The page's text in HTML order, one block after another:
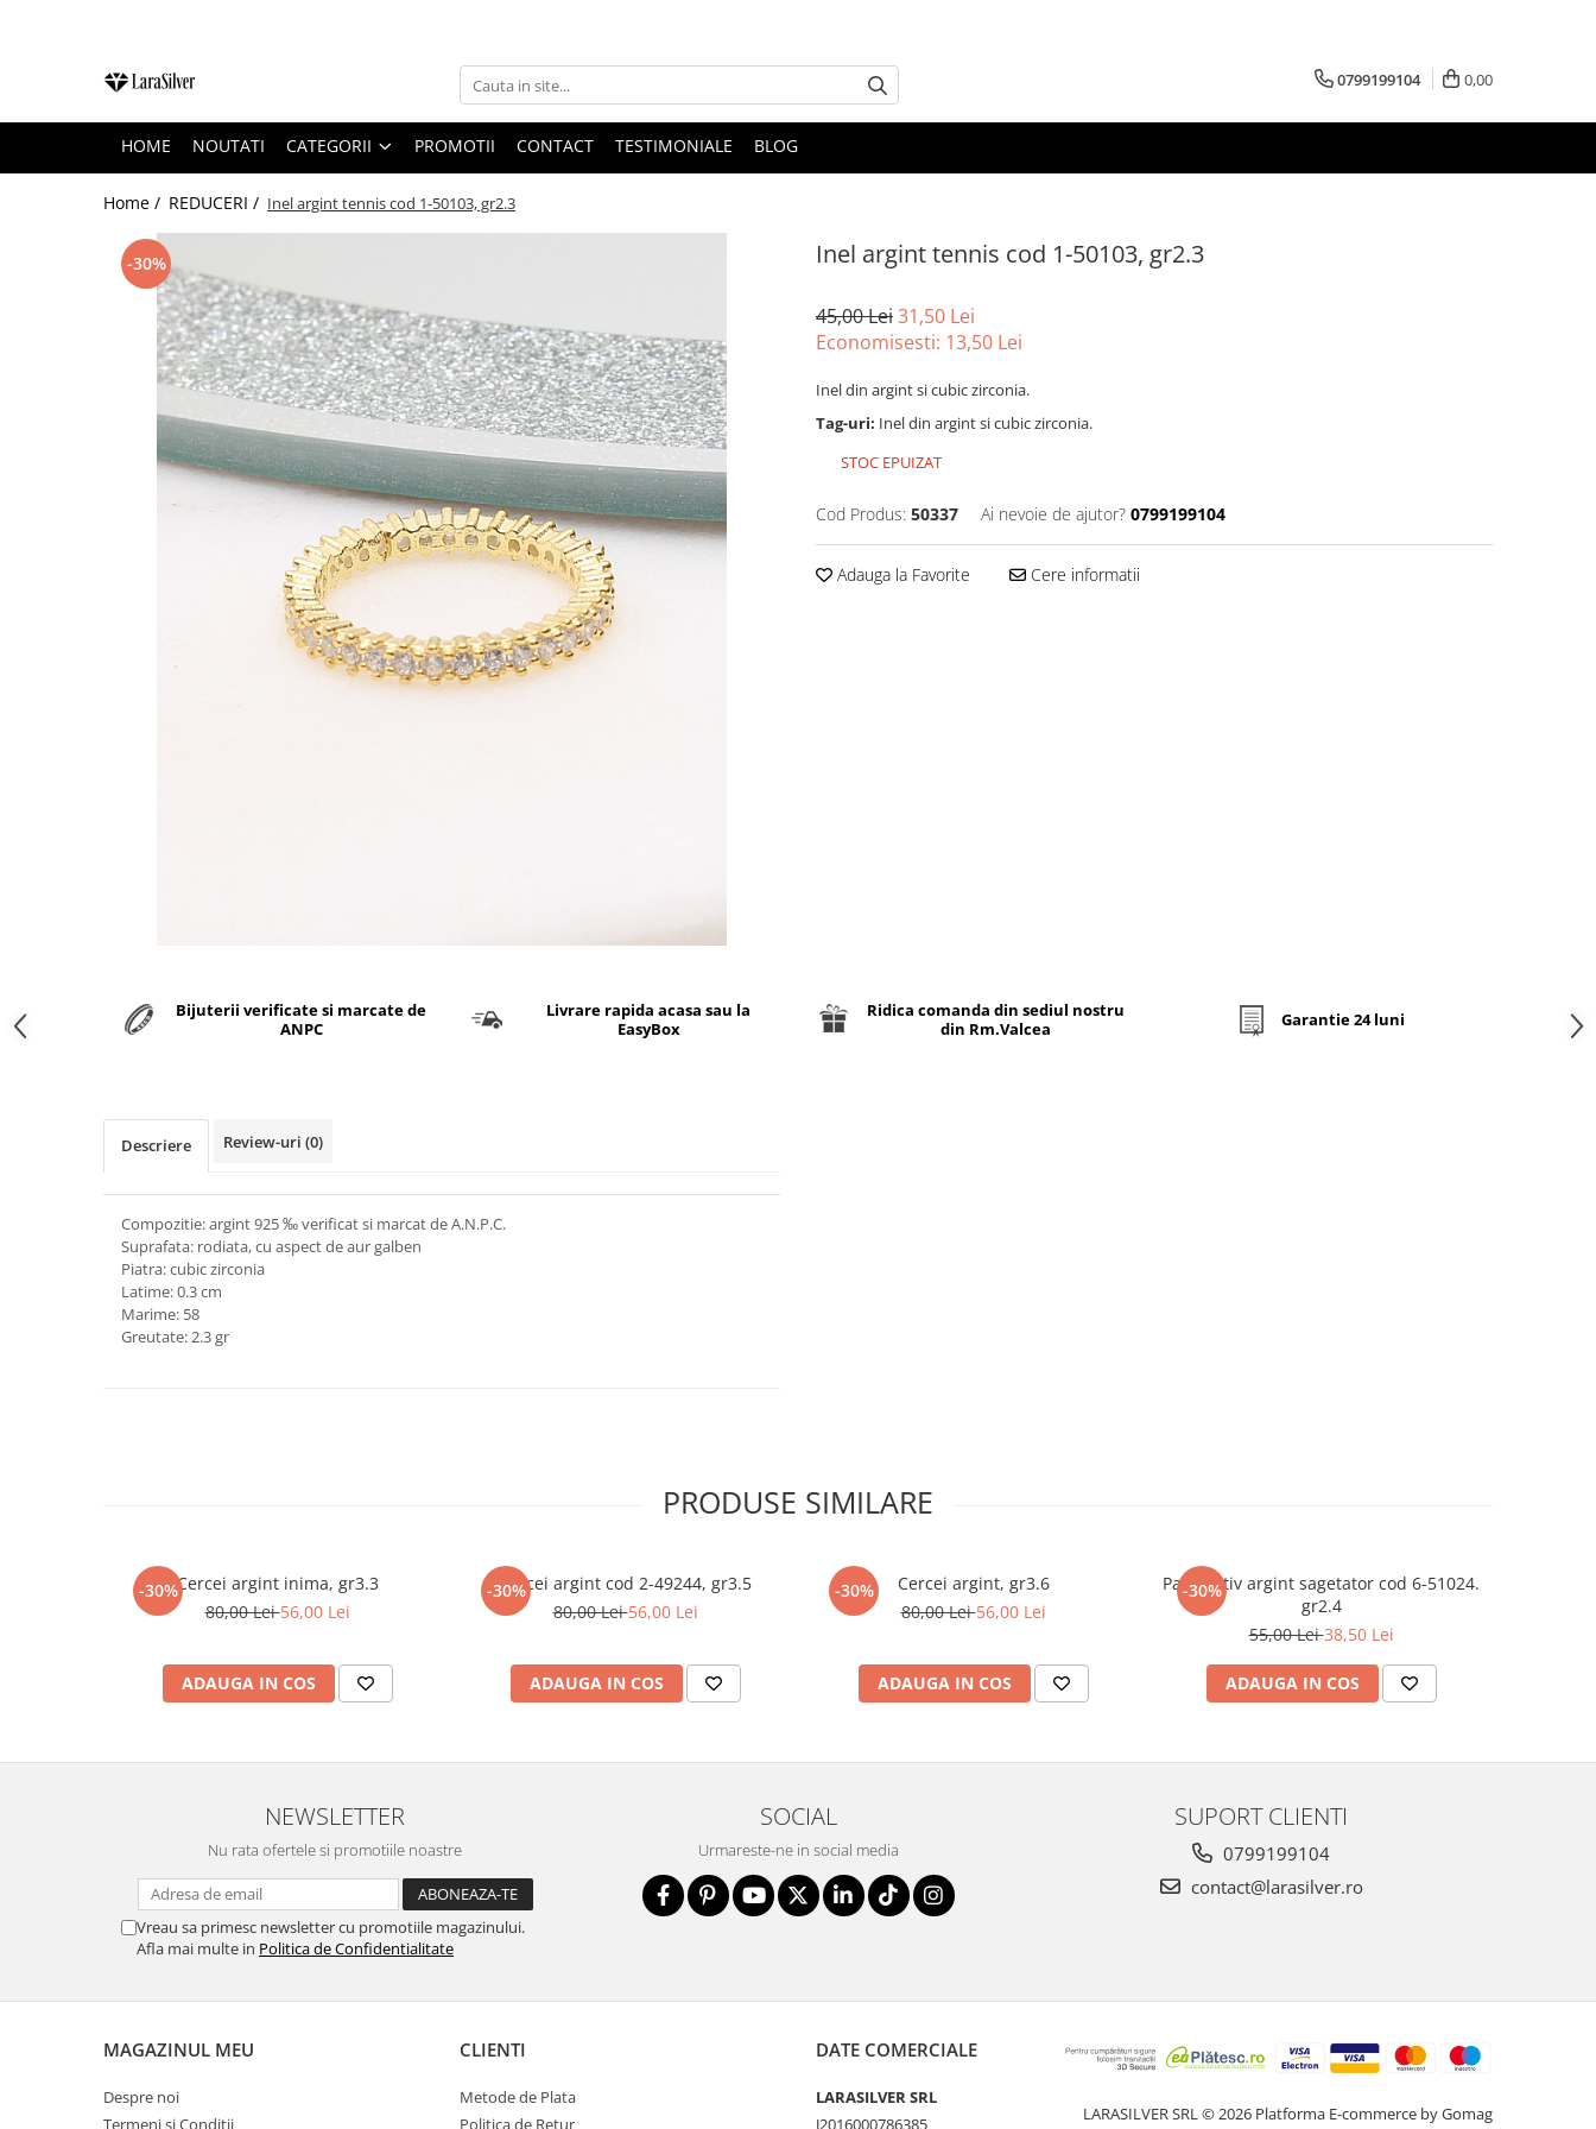
CATEGORII
CERCEI ARGINT
COLIERE ARGINT
LANTISOARE ARGINT
CRUCIULITE SI ICONITE ARGINT
PANDANTIVE ARGINT
VERIGHETE ARGINT
BIJUTERII ARGINT PENTRU COPII
BIJUTERII ARGINT PENTRU BARBATI
marimea 62
marimea 65
SETURI ARGINT
marime reglabila
0799199104 0,00
HOME NOUTATI CATEGORII PROMOTII CONTACT TESTIMONIALE BLOG
Home / REDUCERI / Inel argint tennis cod 1-50103, gr2.3
Inel argint tennis cod 1-50103, gr2.3
-30%
45,00 Lei31,50 Lei
Economisesti: 13,50 Lei
Inel din argint si cubic zirconia.
Tag-uri: Inel din argint si cubic zirconia.
STOC EPUIZAT
Cod Produs: 50337 Ai nevoie de ajutor? 0799199104
Adauga la Favorite Cere informatii
Bijuterii verificate si marcate de
ANPC
Livrare rapida acasa sau la
EasyBox
Ridica comanda din sediul nostru
din Rm.Valcea
Garantie 24 luni
Descriere Review-uri (0)
Compozitie: argint 925 ‰ verificat si marcat de A.N.P.C.
Suprafata: rodiata, cu aspect de aur galben
Piatra: cubic zirconia
Latime: 0.3 cm
Marime: 58
Greutate: 2.3 gr
PRODUSE SIMILARE
-30%Cercei argint inima, gr3.3
80,00 Lei56,00 Lei
ADAUGA IN COS
-30%
Cercei argint cod 2-49244, gr3.5
80,00 Lei56,00 Lei
ADAUGA IN COS
-30%
Cercei argint, gr3.6
80,00 Lei56,00 Lei
ADAUGA IN COS
-30%
Pandantiv argint sagetator cod 6-51024.
gr2.4
55,00 Lei38,50 Lei
ADAUGA IN COS
NEWSLETTER
Nu rata ofertele si promotiile noastre
Vreau sa primesc newsletter cu promotiile magazinului.
Afla mai multe in Politica de Confidentialitate
SOCIAL
Urmareste-ne in social media
SUPORT CLIENTI
0799199104
contact@larasilver.ro
MAGAZINUL MEU
Despre noi
Termeni si Conditii
CLIENTI
Metode de Plata
Politica de Retur
DATE COMERCIALE
LARASILVER SRL
J2016000786385
LARASILVER SRL © 2026 Platforma E-commerce by Gomag